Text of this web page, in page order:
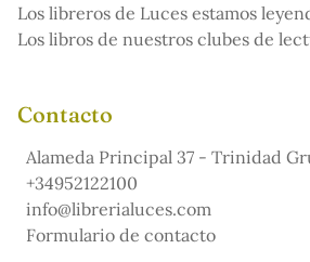
Los libreros de Luces estamos
Los libros de nuestros clubes de
Contacto
Alameda Principal 37 - Trinidad
+34952122100
info@librerialuces.com
Formulario de contacto